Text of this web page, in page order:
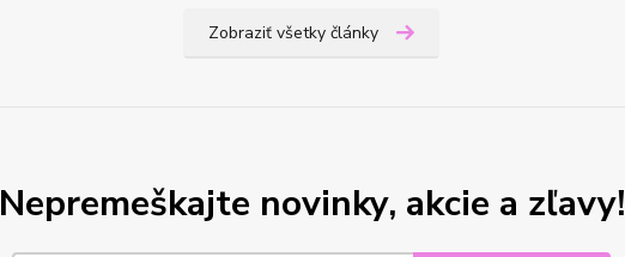
Zobraziť všetky články
Nepremeškajte novinky, akcie a zľavy!